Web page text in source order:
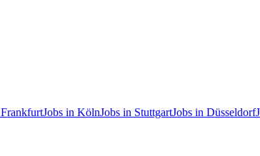
Jobs in KölnJobs in StuttgartJobs in Düsseldorf